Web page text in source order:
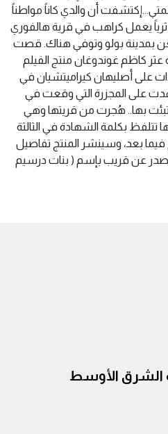
أن والدي كاناً مواطناً
ثرياً يعمل كراهب في قرية هالفوري
بمدينة بولو وتوفي هناك. قصت
بعد صمت دام 72 سنة عثر كاظم غوندوغان منتج الفيلم
على أصليهان كيراميتشيان في
على المجزرة التي وقعت في
بها.. هُجرت من قريتها وهي
بكلمة الشهادة في الثالثة
بعد، وسينشر المنتج تفاصيل
عن قريب بإسم ( بنات درسيم
الشرق الأوسط